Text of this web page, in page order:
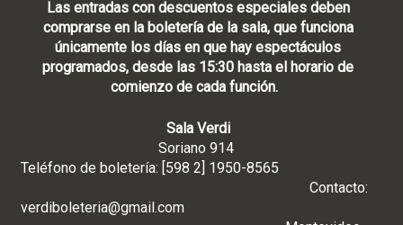
Las entradas con descuentos especiales deben
comprarse en la boletería de la sala, que funciona
únicamente los días en que hay espectáculos
programados, desde las 15:30 hasta el horario de
comienzo de cada función.
Sala Verdi
Soriano 914
Teléfono de boletería: [598 2] 1950-8565
Contacto:
verdiboleteria@gmail.com